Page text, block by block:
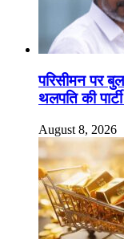
परिसीमन पर
थलपति की
August 8, 2026